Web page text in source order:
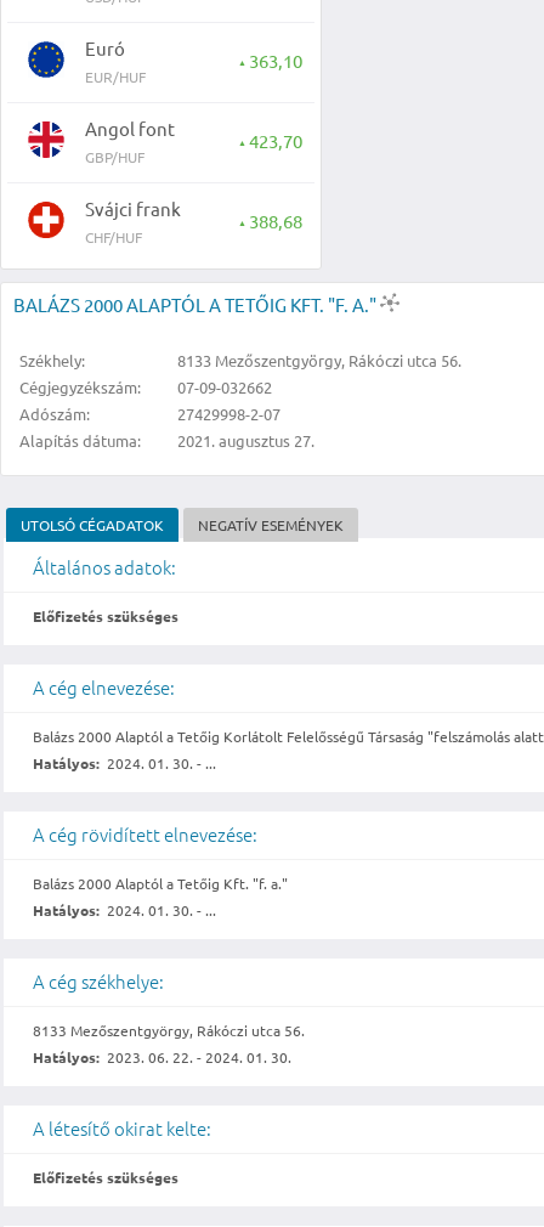
Euró
EUR/HUF
▲ 363,10
Angol font
GBP/HUF
▲ 423,70
Svájci frank
CHF/HUF
▲ 388,68
BALÁZS 2000 ALAPTÓL A TETŐIG KFT. "F. A."
Székhely:
8133 Mezőszentgyörgy, Rákóczi utca 56.
Cégjegyzékszám:
07-09-032662
Adószám:
27429998-2-07
Alapítás dátuma:
2021. augusztus 27.
UTOLSÓ CÉGADATOK NEGATÍV ESEMÉNYEK
Általános adatok:
Előfizetés szükséges
A cég elnevezése:
Balázs 2000 Alaptól a Tetőig Korlátolt Felelősségű Társaság "felszámolás
Hatályos: 2024. 01. 30. - ...
A cég rövidített elnevezése:
Balázs 2000 Alaptól a Tetőig Kft. "f. a."
Hatályos: 2024. 01. 30. - ...
A cég székhelye:
8133 Mezőszentgyörgy, Rákóczi utca 56.
Hatályos: 2023. 06. 22. - 2024. 01. 30.
A létesítő okirat kelte:
Előfizetés szükséges